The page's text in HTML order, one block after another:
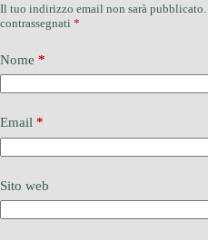
Il tuo indirizzo email non sarà pubblicato.
contrassegnati *
Nome *
Email *
Sito web